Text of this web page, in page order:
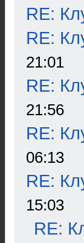
RE:
RE:
21:01
RE:
21:56
RE:
06:13
RE:
15:03
RE: